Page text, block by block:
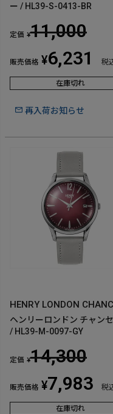
ー / HL39-S-0413-BR
定価 ¥11,000
販売価格 ¥6,231 税
在庫切れ
再入荷お知らせ
HENRY LONDON
ヘンリーロンドン チャン
/ HL39-M-0097-GY
定価 ¥14,300
販売価格 ¥7,983 税
在庫切れ